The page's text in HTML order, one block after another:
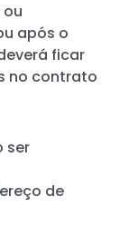
após o
ficar
no contrato
ser
de